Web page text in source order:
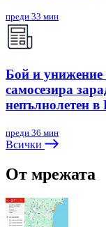
преди 33 мин
Бой и унижение
самосезира
непълнолетен
преди 36 мин
Всички
От мрежата